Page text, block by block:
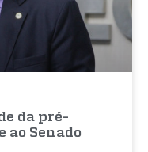
da pré-
Senado